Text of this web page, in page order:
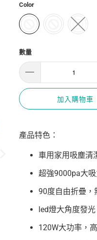
Color
數量
加入購物車
產品特色：
車用家用吸塵清
超強9000pa大
90度自由折疊，
led燈大角度發
120W大功率，